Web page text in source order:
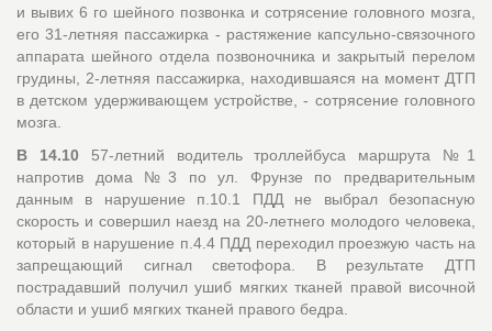
и вывих 6 го шейного позвонка и сотрясение головного мозга,
его 31-летняя пассажирка - растяжение капсульно-связочного
аппарата шейного отдела позвоночника и закрытый перелом
грудины, 2-летняя пассажирка, находившаяся на момент ДТП
в детском удерживающем устройстве, - сотрясение головного
мозга.
В 14.1057-летний водитель троллейбуса маршрута №1
напротив дома №3 по ул. Фрунзе по предварительным
данным в нарушение п.10.1 ПДД не выбрал безопасную
скорость и совершил наезд на 20-летнего молодого человека,
который в нарушение п.4.4 ПДД переходил проезжую часть на
запрещающий сигнал светофора. В результате ДТП
пострадавший получил ушиб мягких тканей правой височной
области и ушиб мягких тканей правого бедра.